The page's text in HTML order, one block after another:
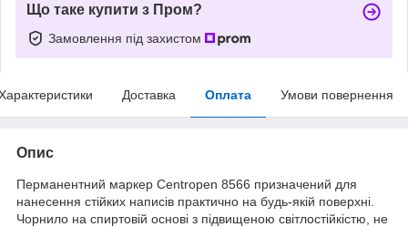
Що таке купити з Пром?
Замовлення під захистом
Доставка Оплата Умови повернення
Опис
Перманентний маркер Centropen 8566 призначений для
нанесення стійких написів практично на будь-якій поверхні.
Чорнило на спиртовій основі з підвищеною світлостійкістю, не